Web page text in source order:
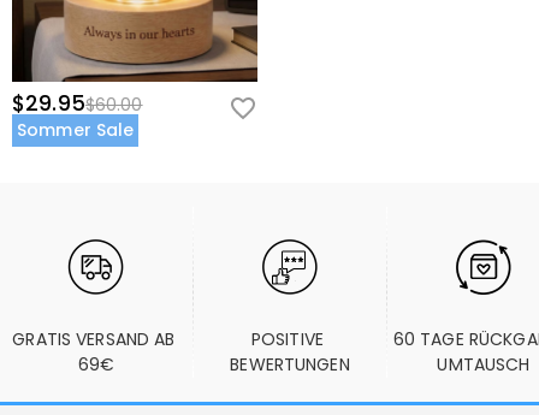
$29.95$60.00
Sommer Sale
GRATIS VERSAND AB
69€
POSITIVE
BEWERTUNGEN
60 TAGE
UMTAUSCH